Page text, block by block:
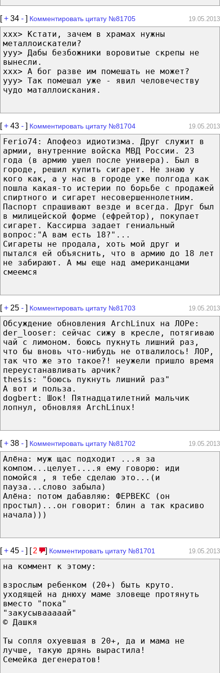
[+ 34 - ] Комментировать цитату №81705 19.05.2013
xxx> Кстати, зачем в храмах нужны
металлоискатели?
yyy> Дабы безбожники воровитые скрепы не
вынесли.
xxx> А бог разве им помешать не может?
yyy> Так помешал уже - явил человечеству
чудо маталлоискания.
[+ 43 - ] Комментировать цитату №81704 19.05.2013
Ferio74: Апофеоз идиотизма. Друг служит в
армии, внутренние войска МВД России. 23
года (в армию ушел после универа). Был в
городе, решил купить сигарет. Не знаю у
кого как, а у нас в городе уже полгода как
пошла какая-то истерии по борьбе с продажей
спиртного и сигарет несовершеннолетним.
Паспорт спрашивают везде и всегда. Друг был
в милицейской форме (ефрейтор), покупает
сигарет. Кассирша задает гениальный
вопрос:"А вам есть 18?"...
Сигареты не продала, хоть мой друг и
пытался ей объяснить, что в армию до 18 лет
не забирают. А мы еще над американцами
смеемся
[+ 25 - ] Комментировать цитату №81703 19.05.2013
Обсуждение обновления ArchLinux на ЛОРе:
der_looser: сейчас сижу в кресле, потягиваю
чай с лимоном. боюсь пукнуть лишний раз,
что бы вновь что-нибудь не отвалилось! ЛОР,
так что же это такое?! неужели пришло время
переустанавливать арчик?
thesis: "боюсь пукнуть лишний раз"
А вот и польза.
dogbert: Шок! Пятнадцатилетний мальчик
лопнул, обновляя ArchLinux!
[+ 38 - ] Комментировать цитату №81702 19.05.2013
Алёна: муж щас подходит ...я за
компом...целует....я ему говорю: иди
помойся , я тебе сделаю это...(и
пауза...слово забыла)
Алёна: потом дабавляю: ФЕРВЕКС (он
простыл)...он говорит: блин а так красиво
начала)))
[+ 45 - ] [ 2 ] Комментировать цитату №81701 19.05.2013
на коммент к этому:
взрослым ребенком (20+) быть круто.
уходящей на днюху маме зловеще протянуть
вместо "пока"
"закусывааааай"
© Дашкя
Ты сопля охуевшая в 20+, да и мама не
лучше, такую дрянь вырастила!
Семейка дегенератов!